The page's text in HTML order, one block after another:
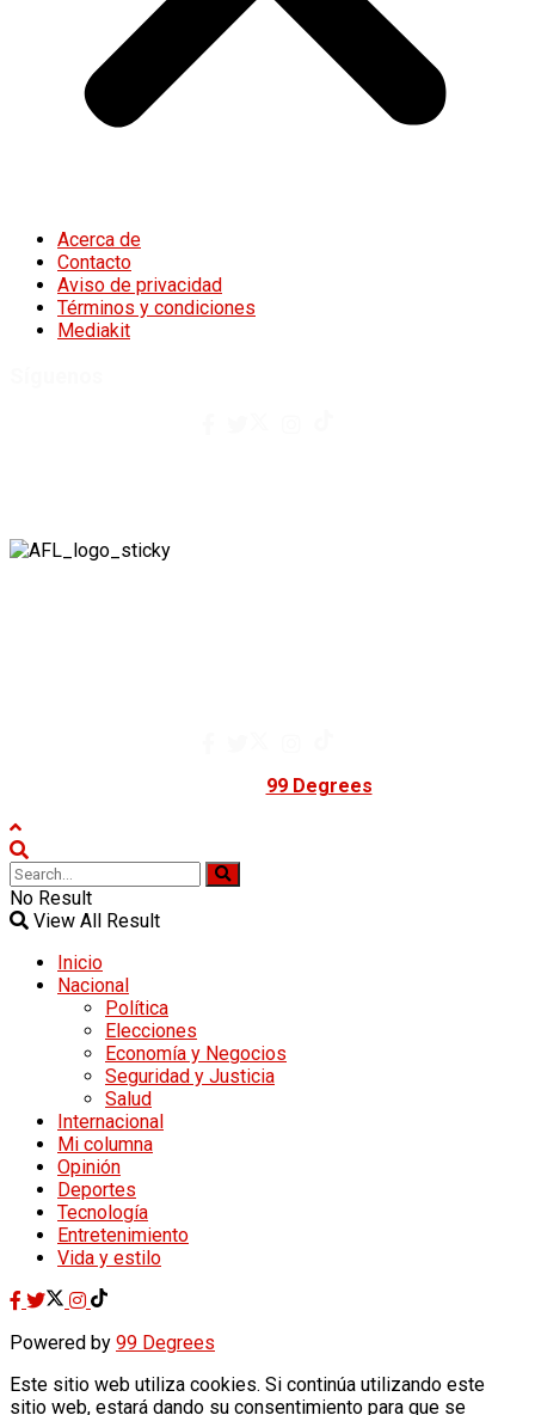
Acerca de
Contacto
Aviso de privacidad
Términos y condiciones
Mediakit
99 Degrees
No Result
View All Result
Inicio
Nacional
Política
Elecciones
Economía y Negocios
Seguridad y Justicia
Salud
Internacional
Mi columna
Opinión
Deportes
Tecnología
Entretenimiento
Vida y estilo
Powered by 99 Degrees
Este sitio web utiliza cookies. Si continúa utilizando este
sitio web, estará dando su consentimiento para que se